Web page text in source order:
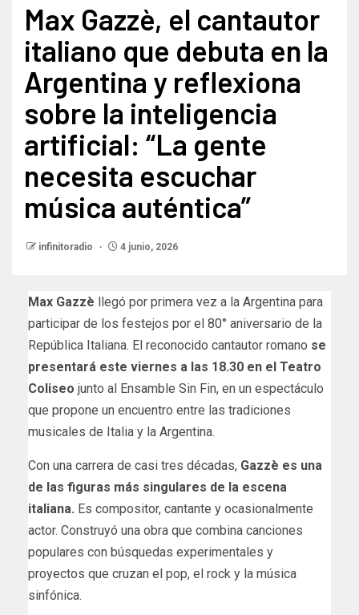
Max Gazzè, el cantautor
italiano que debuta en la
Argentina y reflexiona
sobre la inteligencia
artificial: “La gente
necesita escuchar
música auténtica”
infinitoradio 4 junio, 2026
Max Gazzè llegó por primera vez a la Argentina para
participar de los festejos por el 80° aniversario de la
República Italiana. El reconocido cantautor romano se
presentará este viernes a las 18.30 en el Teatro
Coliseo junto al Ensamble Sin Fin, en un espectáculo
que propone un encuentro entre las tradiciones
musicales de Italia y la Argentina.
Con una carrera de casi tres décadas, Gazzè es una
de las figuras más singulares de la escena
italiana. Es compositor, cantante y ocasionalmente
actor. Construyó una obra que combina canciones
populares con búsquedas experimentales y
proyectos que cruzan el pop, el rock y la música
sinfónica.